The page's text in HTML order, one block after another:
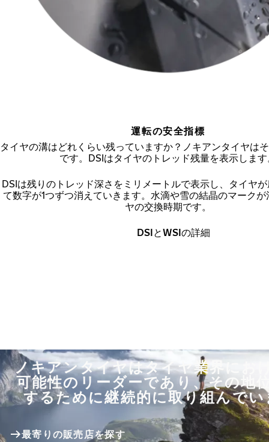
運転の安全指標
タイヤの溝はどれくらい残っていますか？ノキアンタイヤは
です。DSIはタイヤのトレッド残量を表示しま
DSIは残りのトレッド深さをミリメートルで表示し、タイヤ
て数字が1つずつ消えていきます。水滴や雪の結晶のマーク
ヤの交換時期です。
DSIとWSIの詳細
ノキアンタイヤはタイヤ業界にお
可能性のリーダーであり、その地
するために継続的に取り組んでい
最寄りの販売店を探す